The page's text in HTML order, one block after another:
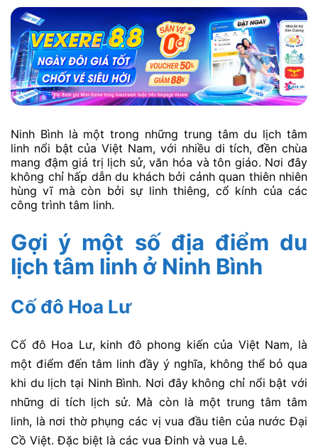
Ninh Bình là một trong những trung tâm du lịch tâm
linh nổi bật của Việt Nam, với nhiều di tích, đền chùa
mang đậm giá trị lịch sử, văn hóa và tôn giáo. Nơi đây
không chỉ hấp dẫn du khách bởi cảnh quan thiên nhiên
hùng vĩ mà còn bởi sự linh thiêng, cổ kính của các
công trình tâm linh.
Gợi ý một số địa điểm du
lịch tâm linh ở Ninh Bình
Cố đô Hoa Lư
Cố đô Hoa Lư, kinh đô phong kiến của Việt Nam, là
một điểm đến tâm linh đầy ý nghĩa, không thể bỏ qua
khi du lịch tại Ninh Bình. Nơi đây không chỉ nổi bật với
những di tích lịch sử. Mà còn là một trung tâm tâm
linh, là nơi thờ phụng các vị vua đầu tiên của nước Đại
Cồ Việt. Đặc biệt là các vua Đinh và vua Lê.